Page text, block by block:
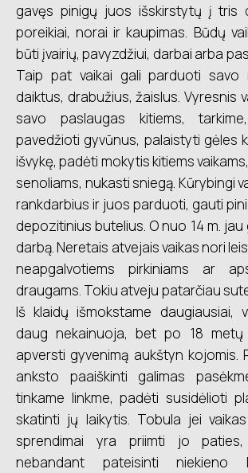
gavęs pinigų juos išskirstytų į tris
poreikiai, norai ir kaupimas. Būdų
būti įvairių, pavyzdžiui, darbai arba
Taip pat vaikai gali parduoti savo
daiktus, drabužius, žaislus. Vyresnis
savo paslaugas kitiems,
pavedžioti gyvūnus, palaistyti gėles
išvykę, padėti mokytis kitiems
senoliams, nukasti sniegą. Kūrybingi
rankdarbius ir juos parduoti, gauti
depozitinius butelius. O nuo 14 m.
darbą. Neretais atvejais vaikas nori
neapgalvotiems pirkiniams ar
draugams. Tokiu atveju patarčiau
Iš klaidų išmokstame daugiausiai,
daug nekainuoja, bet po 18
apversti gyvenimą aukštyn kojomis.
anksto paaiškinti galimas
tinkame linkme, padėti susidėlioti
skatinti jų laikytis. Tobula jei
sprendimai yra priimti jo
nebandant pateisinti niekieno